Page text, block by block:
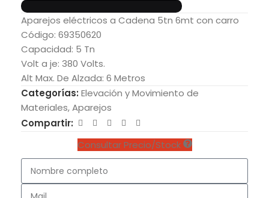
Aparejos eléctricos a Cadena 5tn 6mt con carro
Código: 69350620
Capacidad: 5 Tn
Volt a je: 380 Volts.
Alt Max. De Alzada: 6 Metros
Categorías: Elevación y Movimiento de
Materiales,Aparejos
Compartir:
Consultar Precio/Stock